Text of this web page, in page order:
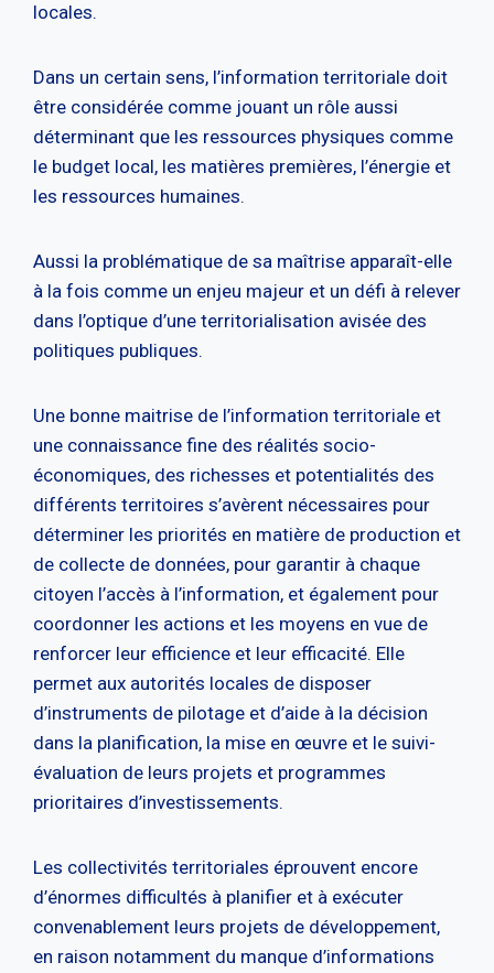
locales.
Dans un certain sens, l’information territoriale doit
être considérée comme jouant un rôle aussi
déterminant que les ressources physiques comme
le budget local, les matières premières, l’énergie et
les ressources humaines.
Aussi la problématique de sa maîtrise apparaît-elle
à la fois comme un enjeu majeur et un défi à relever
dans l’optique d’une territorialisation avisée des
politiques publiques.
Une bonne maitrise de l’information territoriale et
une connaissance fine des réalités socio-
économiques, des richesses et potentialités des
différents territoires s’avèrent nécessaires pour
déterminer les priorités en matière de production et
de collecte de données, pour garantir à chaque
citoyen l’accès à l’information, et également pour
coordonner les actions et les moyens en vue de
renforcer leur efficience et leur efficacité. Elle
permet aux autorités locales de disposer
d’instruments de pilotage et d’aide à la décision
dans la planification, la mise en œuvre et le suivi-
évaluation de leurs projets et programmes
prioritaires d’investissements.
Les collectivités territoriales éprouvent encore
d’énormes difficultés à planifier et à exécuter
convenablement leurs projets de développement,
en raison notamment du manque d’informations